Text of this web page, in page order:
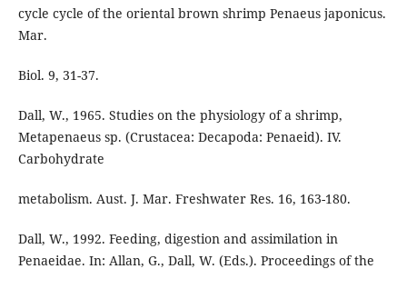
cycle cycle of the oriental brown shrimp Penaeus japonicus.
Mar.
Biol. 9, 31-37.
Dall, W., 1965. Studies on the physiology of a shrimp,
Metapenaeus sp. (Crustacea: Decapoda: Penaeid). IV.
Carbohydrate
metabolism. Aust. J. Mar. Freshwater Res. 16, 163-180.
Dall, W., 1992. Feeding, digestion and assimilation in
Penaeidae. In: Allan, G., Dall, W. (Eds.). Proceedings of the